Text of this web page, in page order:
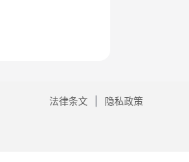
法律条文 隐私政策